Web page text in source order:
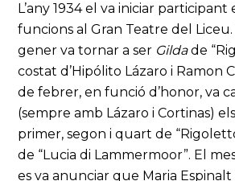
L’any 1934 el va iniciar participant
funcions al Gran Teatre del Liceu.
gener va tornar a ser Gildade
costat d’Hipólito Lázaro i Ramon
de febrer, en funció d’honor, va
(sempre amb Lázaro i Cortinas)
primer, segon i quart de
de “Lucia di Lammermoor”. El
es va anunciar que Maria Espinalt